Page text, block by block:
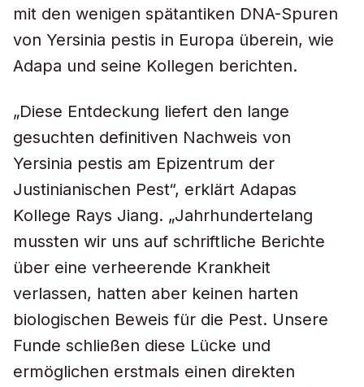
mit den wenigen spätantiken DNA-Spuren
von Yersinia pestis in Europa überein, wie
Adapa und seine Kollegen berichten.
„Diese Entdeckung liefert den lange
gesuchten definitiven Nachweis von
Yersinia pestis am Epizentrum der
Justinianischen Pest“, erklärt Adapas
Kollege Rays Jiang. „Jahrhundertelang
mussten wir uns auf schriftliche Berichte
über eine verheerende Krankheit
verlassen, hatten aber keinen harten
biologischen Beweis für die Pest. Unsere
Funde schließen diese Lücke und
ermöglichen erstmals einen direkten